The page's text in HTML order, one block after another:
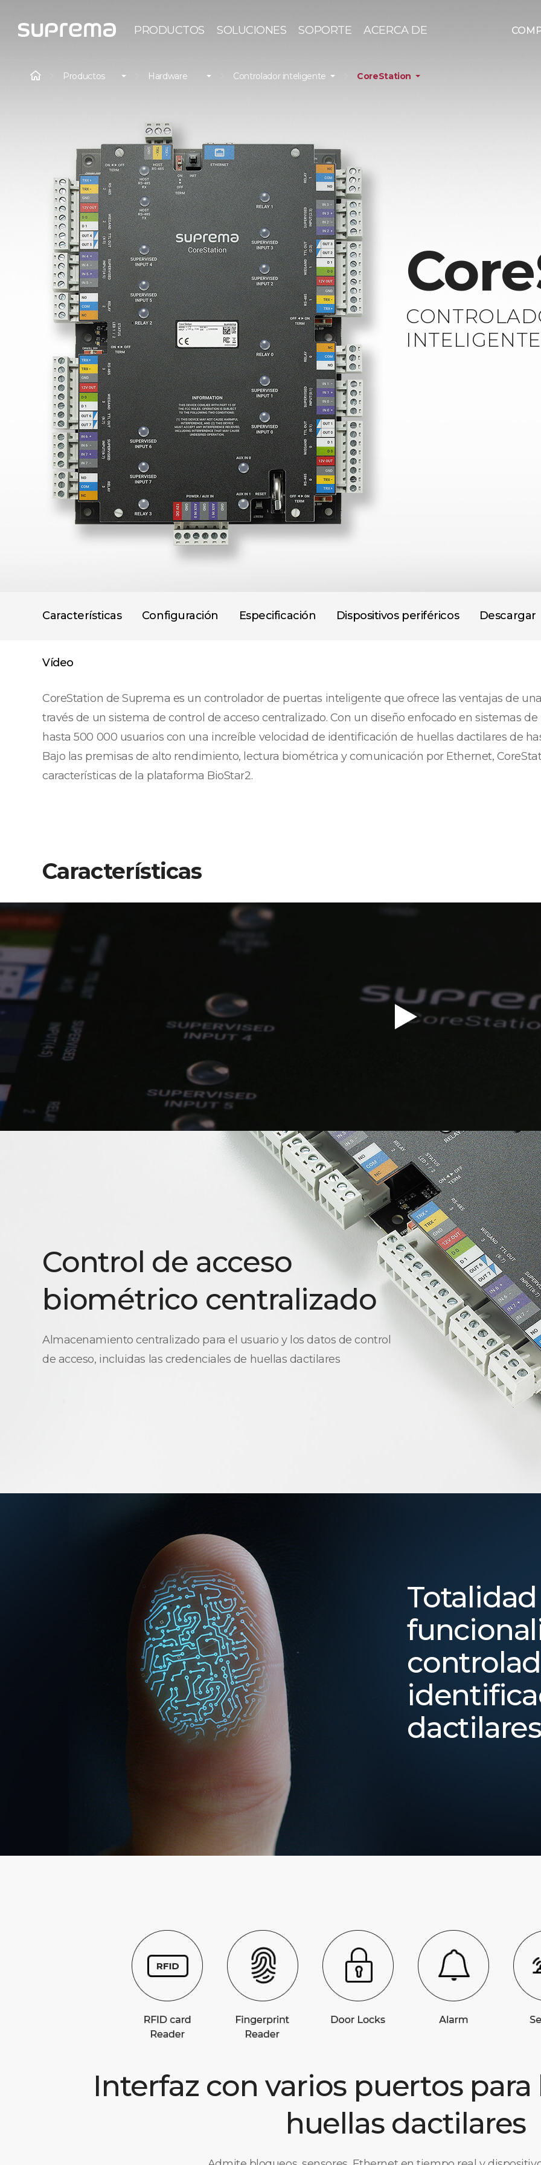
PRODUCTOS SOLUCIONES SOPORTE ACERCA DE
INTELIGENTE
Productos Hardware Controlador inteligente CoreStation
Características Configuración Especificación Dispositivos periféricos Descargar
Vídeo
CoreStation de Suprema es un controlador de puertas inteligente que ofrece las ventajas de
través de un sistema de control de acceso centralizado. Con un diseño enfocado en sistemas
hasta 500 000 usuarios con una increíble velocidad de identificación de huellas dactilares de
Bajo las premisas de alto rendimiento, lectura biométrica y comunicación por Ethernet,
características de la plataforma BioStar2.
Características
Control de acceso
biométrico centralizado
Almacenamiento centralizado para el usuario y los datos de control
de acceso, incluidas las credenciales de huellas dactilares
Interfaz con varios puertos para
huellas dactilares